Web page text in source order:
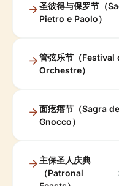
圣彼得与保罗节（
Pietro e Paolo）
管弦乐节（Festival
Orchestre）
面疙瘩节（Sagra
Gnocco）
主保圣人庆典
（Patronal